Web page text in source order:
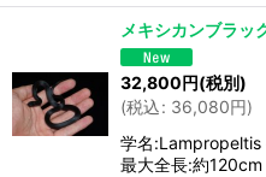
メキシカンブラ
32,800円(税別)
(税込: 36,080円)
学名:Lampropeltis
最大全長:約